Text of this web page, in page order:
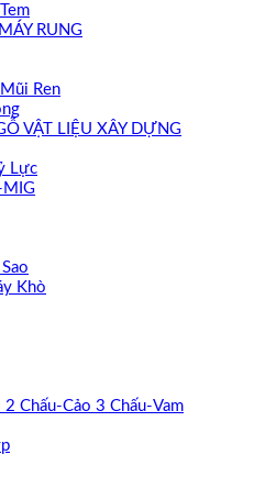
RUNG
Ren
VẬT LIỆU XÂY DỰNG
Lực
MIG
Khò
Chấu-Cảo 3 Chấu-Vam